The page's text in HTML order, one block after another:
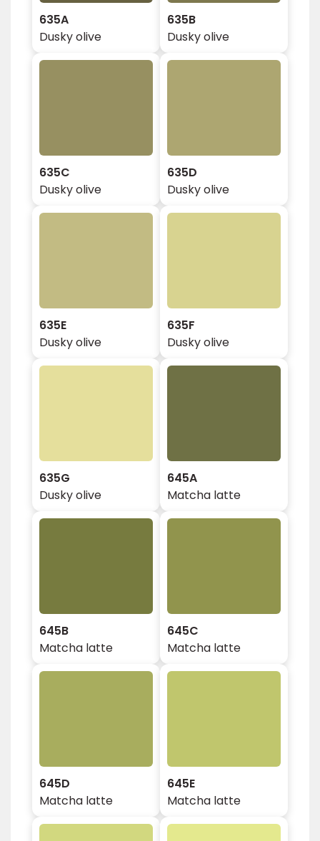
635A
Dusky olive
635B
Dusky olive
635C
Dusky olive
635D
Dusky olive
635E
Dusky olive
635F
Dusky olive
635G
Dusky olive
645A
Matcha latte
645B
Matcha latte
645C
Matcha latte
645D
Matcha latte
645E
Matcha latte